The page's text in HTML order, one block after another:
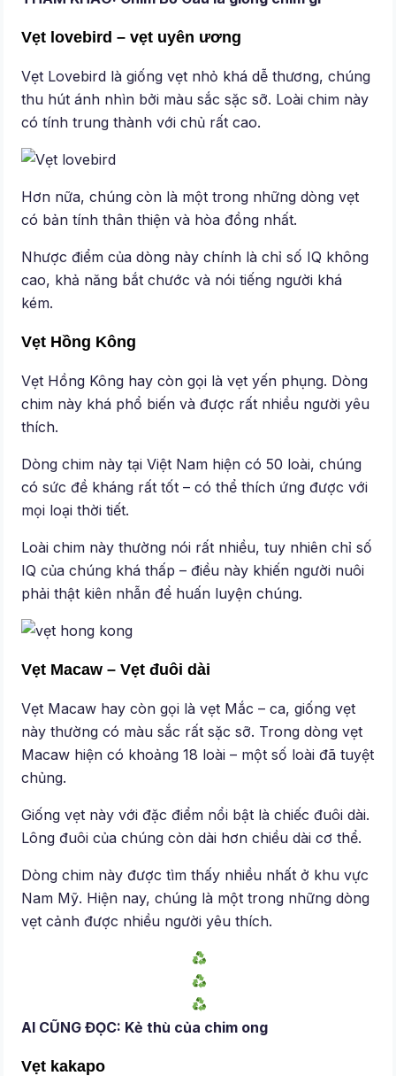
Vẹt lovebird – vẹt uyên ương
Vẹt Lovebird là giống vẹt nhỏ khá dễ thương, chúng
thu hút ánh nhìn bởi màu sắc sặc sỡ. Loài chim này
có tính trung thành với chủ rất cao.
Hơn nữa, chúng còn là một trong những dòng vẹt
có bản tính thân thiện và hòa đồng nhất.
Nhược điểm của dòng này chính là chỉ số IQ không
cao, khả năng bắt chước và nói tiếng người khá
kém.
Vẹt Hồng Kông
Vẹt Hồng Kông hay còn gọi là vẹt yến phụng. Dòng
chim này khá phổ biến và được rất nhiều người yêu
thích.
Dòng chim này tại Việt Nam hiện có 50 loài, chúng
có sức đề kháng rất tốt – có thể thích ứng được với
mọi loại thời tiết.
Loài chim này thường nói rất nhiều, tuy nhiên chỉ số
IQ của chúng khá thấp – điều này khiến người nuôi
phải thật kiên nhẫn để huấn luyện chúng.
Vẹt Macaw – Vẹt đuôi dài
Vẹt Macaw hay còn gọi là vẹt Mắc – ca, giống vẹt
này thường có màu sắc rất sặc sỡ. Trong dòng vẹt
Macaw hiện có khoảng 18 loài – một số loài đã tuyệt
chủng.
Giống vẹt này với đặc điểm nổi bật là chiếc đuôi dài.
Lông đuôi của chúng còn dài hơn chiều dài cơ thể.
Dòng chim này được tìm thấy nhiều nhất ở khu vực
Nam Mỹ. Hiện nay, chúng là một trong những dòng
vẹt cảnh được nhiều người yêu thích.
AI CŨNG ĐỌC: Kẻ thù của chim ong
Vẹt kakapo